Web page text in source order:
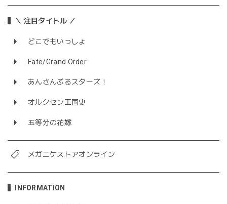
＼ 注目タイトル ／
どこでもいっしょ
Fate/Grand Order
あんさんぶるスターズ！
オルクセン王国史
五等分の花嫁
メガニケストアオンライン
INFORMATION